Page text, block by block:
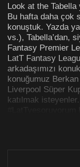
Look at the
Bu hafta daha çok
konuştuk. Yazda
vs.), Tabella’dan,
Fantasy Premier
LatT Fantasy
arkadaşımızı
konuğumuz
Liverpool Süper
katılmak